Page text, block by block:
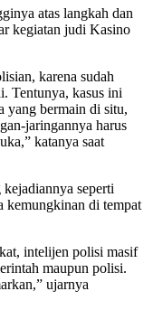
atas langkah dan
kegiatan judi Kasino
karena sudah
Tentunya, kasus ini
yang bermain di situ,
jaringannya harus
katanya saat
seperti
kemungkinan di tempat
intelijen polisi masif
maupun polisi.
ujarnya